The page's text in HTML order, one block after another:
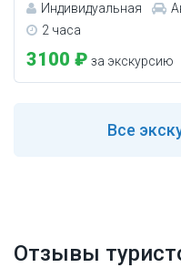
Индивидуальная
2 часа
3100 ₽ за экскурсию
Все
Отзывы